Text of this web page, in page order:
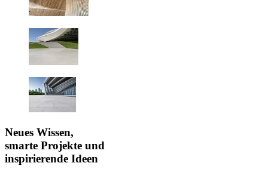
Neues Wissen,
smarte Projekte und
inspirierende Ideen